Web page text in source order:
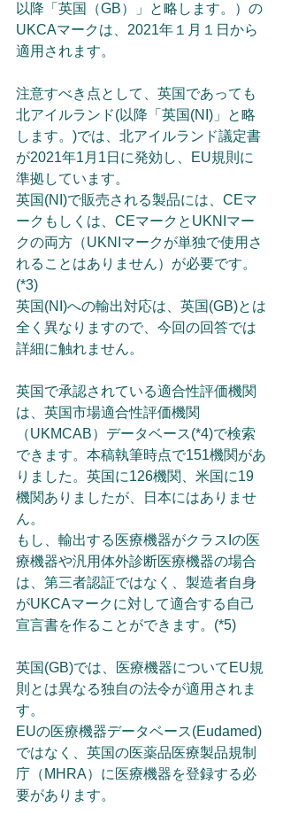
以降「英国（GB）」と略します。）の
UKCAマークは、2021年１月１日から
適用されます。
注意すべき点として、英国であっても
北アイルランド(以降「英国(NI)」と略
します。)では、北アイルランド議定書
が2021年1月1日に発効し、EU規則に
準拠しています。
英国(NI)で販売される製品には、CEマ
ークもしくは、CEマークとUKNIマー
クの両方（UKNIマークが単独で使用さ
れることはありません）が必要です。
(*3)
英国(NI)への輸出対応は、英国(GB)とは
全く異なりますので、今回の回答では
詳細に触れません。
英国で承認されている適合性評価機関
は、英国市場適合性評価機関
（UKMCAB）データベース(*4)で検索
できます。本稿執筆時点で151機関があ
りました。英国に126機関、米国に19
機関ありましたが、日本にはありませ
ん。
もし、輸出する医療機器がクラスIの医
療機器や汎用体外診断医療機器の場合
は、第三者認証ではなく、製造者自身
がUKCAマークに対して適合する自己
宣言書を作ることができます。(*5)
英国(GB)では、医療機器についてEU規
則とは異なる独自の法令が適用されま
す。
EUの医療機器データベース(Eudamed)
ではなく、英国の医薬品医療製品規制
庁（MHRA）に医療機器を登録する必
要があります。